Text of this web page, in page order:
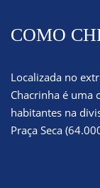
COMO
Localizada no
Chacrinha é uma
habitantes na
Praça Seca